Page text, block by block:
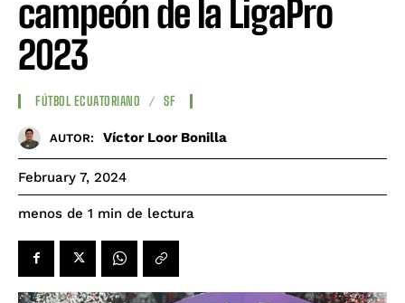
campeón de la LigaPro
2023
FÚTBOL ECUATORIANO SF
AUTOR: Víctor Loor Bonilla
February 7, 2024
menos de 1 min de lectura